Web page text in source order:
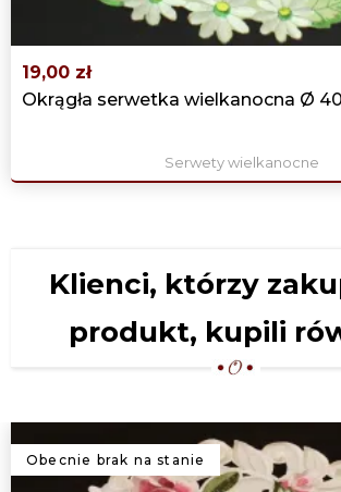
19,00 zł
Okrągła serwetka wielkanocna Ø
Serwety wielkanocne
Klienci, którzy
produkt, kupili
Obecnie brak na stanie